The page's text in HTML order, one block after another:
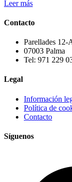
Leer más
Contacto
Parellades 12-
07003 Palma
Tel: 971 229
Legal
Información
Política de
Contacto
Síguenos